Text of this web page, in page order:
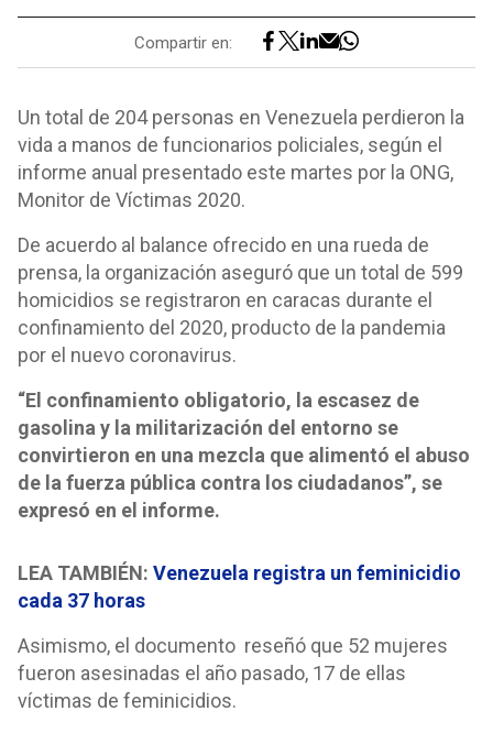
Compartir en:
Un total de 204 personas en Venezuela perdieron la
vida a manos de funcionarios policiales, según el
informe anual presentado este martes por la ONG,
Monitor de Víctimas 2020.
De acuerdo al balance ofrecido en una rueda de
prensa, la organización aseguró que un total de 599
homicidios se registraron en caracas durante el
confinamiento del 2020, producto de la pandemia
por el nuevo coronavirus.
“El confinamiento obligatorio, la escasez de
gasolina y la militarización del entorno se
convirtieron en una mezcla que alimentó el abuso
de la fuerza pública contra los ciudadanos”, se
expresó en el informe.
LEA TAMBIÉN: Venezuela registra un feminicidio
cada 37 horas
Asimismo, el documento reseñó que 52 mujeres
fueron asesinadas el año pasado, 17 de ellas
víctimas de feminicidios.